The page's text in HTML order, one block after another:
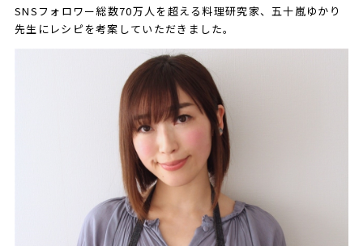
SNSフォロワー総数70万人を超える料理研究家、五十嵐ゆかり
先生にレシピを考案していただきました。